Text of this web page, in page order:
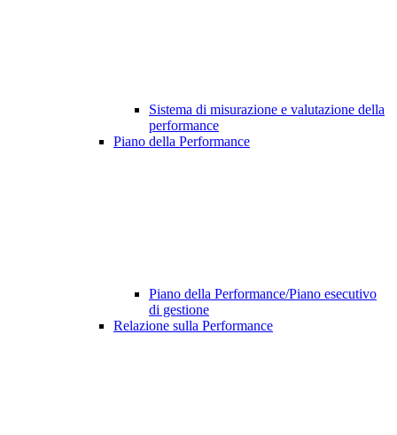
Sistema di misurazione e valutazione della
performance
Piano della Performance
Piano della Performance/Piano esecutivo
di gestione
Relazione sulla Performance